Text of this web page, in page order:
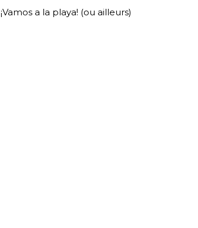
¡Vamos a la playa! (ou ailleurs)